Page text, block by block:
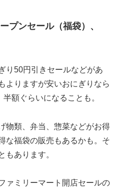
プンセール（福袋）、
り50円引きセールなどがあ
よりますが安いおにぎりなら
額ぐらいになることも。
物類、弁当、惣菜などがお得
な福袋の販売もあるかも。そ
もあります。
ァミリーマート開店セールの